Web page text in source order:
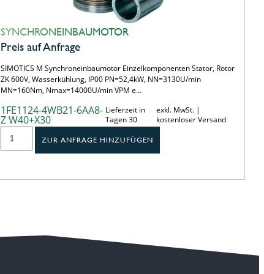
SYNCHRONEINBAUMOTOR
Preis auf Anfrage
SIMOTICS M Synchroneinbaumotor Einzelkomponenten Stator, Rotor
ZK 600V, Wasserkühlung, IP00 PN=52,4kW, NN=3130U/min
MN=160Nm, Nmax=14000U/min VPM e…
1FE1124-4WB21-6AA8-
Z W40+X30
Lieferzeit in
Tagen 30
exkl. MwSt. |
kostenloser Versand
ZUR ANFRAGE HINZUFÜGEN